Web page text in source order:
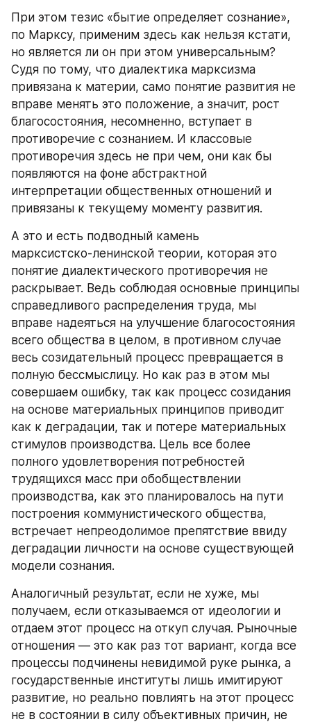
При этом тезис «бытие определяет сознание»,
по Марксу, применим здесь как нельзя кстати,
но является ли он при этом универсальным?
Судя по тому, что диалектика марксизма
привязана к материи, само понятие развития не
вправе менять это положение, а значит, рост
благосостояния, несомненно, вступает в
противоречие с сознанием. И классовые
противоречия здесь не при чем, они как бы
появляются на фоне абстрактной
интерпретации общественных отношений и
привязаны к текущему моменту развития.
А это и есть подводный камень
марксистско‑ленинской теории, которая это
понятие диалектического противоречия не
раскрывает. Ведь соблюдая основные принципы
справедливого распределения труда, мы
вправе надеяться на улучшение благосостояния
всего общества в целом, в противном случае
весь созидательный процесс превращается в
полную бессмыслицу. Но как раз в этом мы
совершаем ошибку, так как процесс созидания
на основе материальных принципов приводит
как к деградации, так и потере материальных
стимулов производства. Цель все более
полного удовлетворения потребностей
трудящихся масс при обобществлении
производства, как это планировалось на пути
построения коммунистического общества,
встречает непреодолимое препятствие ввиду
деградации личности на основе существующей
модели сознания.
Аналогичный результат, если не хуже, мы
получаем, если отказываемся от идеологии и
отдаем этот процесс на откуп случая. Рыночные
отношения — это как раз тот вариант, когда все
процессы подчинены невидимой руке рынка, а
государственные институты лишь имитируют
развитие, но реально повлиять на этот процесс
не в состоянии в силу объективных причин, не